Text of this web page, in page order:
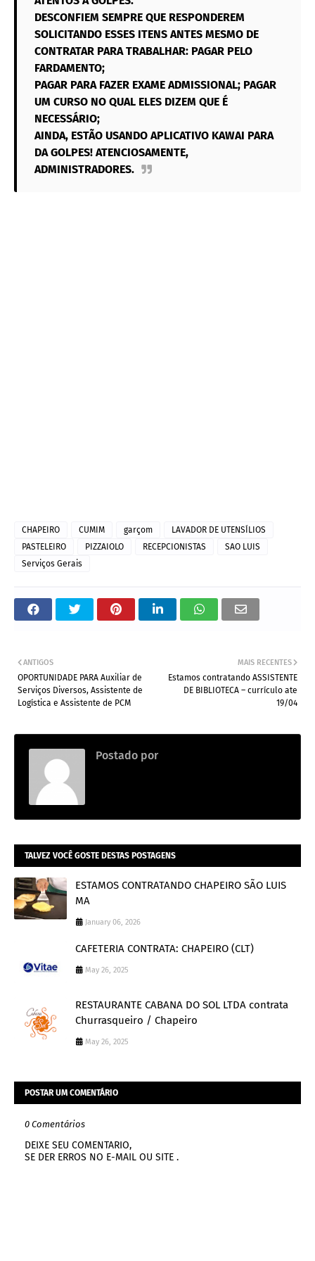
DESCONFIEM SEMPRE QUE RESPONDEREM
SOLICITANDO ESSES ITENS ANTES MESMO DE
CONTRATAR PARA TRABALHAR: PAGAR PELO
FARDAMENTO;
PAGAR PARA FAZER EXAME ADMISSIONAL; PAGAR
UM CURSO NO QUAL ELES DIZEM QUE É
NECESSÁRIO;
AINDA, ESTÃO USANDO APLICATIVO KAWAI PARA
DA GOLPES! ATENCIOSAMENTE,
ADMINISTRADORES.
CHAPEIRO CUMIM garçom
LAVADOR DE UTENSÍLIOS
PASTELEIRO
PIZZAIOLO RECEPCIONISTAS
SAO LUIS
Serviços Gerais
MAIS RECENTES
Estamos contratando ASSISTENTE
DE BIBLIOTECA – currículo ate
19/04
ANTIGOS
OPORTUNIDADE PARA Auxiliar de
Serviços Diversos, Assistente de
Logística e Assistente de PCM
Postado por
TALVEZ VOCÊ GOSTE DESTAS POSTAGENS
ESTAMOS CONTRATANDO CHAPEIRO SÃO LUIS
MA
January 06, 2026
CAFETERIA CONTRATA: CHAPEIRO (CLT)
May 26, 2025
RESTAURANTE CABANA DO SOL LTDA contrata
Churrasqueiro / Chapeiro
May 26, 2025
POSTAR UM COMENTÁRIO
0 Comentários
DEIXE SEU COMENTARIO,
SE DER ERROS NO E-MAIL OU SITE .